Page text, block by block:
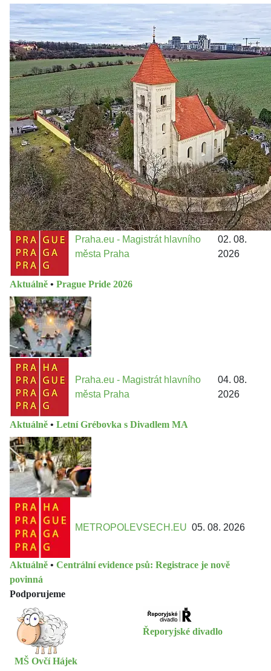
Zastanem se 03. 08. 2026
Politika • Volební seriál #02: Nová výstavba v jihozápadním
městě
Jakými nástroji navrhujete vstupovat z pozice ÚMČ Praha
13 do procesů developerské výstavby např. v lokalitě
Třebonice a Chaby, kterou umožňuje nově schválený
Metropolitn...
Praha.eu - Magistrát hlavního
města Praha
02. 08.
2026
Aktuálně • Prague Pride 2026
Praha.eu - Magistrát hlavního
města Praha
04. 08.
2026
Aktuálně • Letní Grébovka s Divadlem MA
METROPOLEVSECH.EU 05. 08. 2026
Aktuálně • Centrální evidence psů: Registrace je nově
povinná
Podporujeme
MŠ Ovčí Hájek
Řeporyjské divadlo